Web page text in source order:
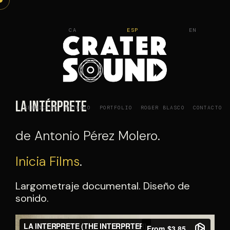
Saltar
SERVICIOS ESTUDIO PORTFOLIO ROGER BLASCO CONTACTO
CA ESP EN
La intérprete
de Antonio Pérez Molero.
Inicia Films.
Largometraje documental. Diseño de
sonido.